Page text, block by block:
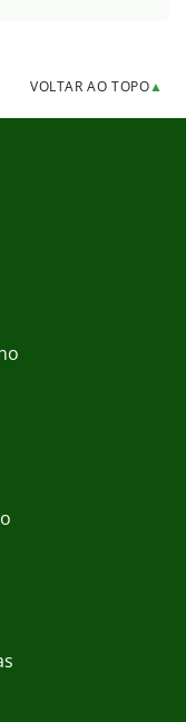
VOLTAR AO TOPO▲